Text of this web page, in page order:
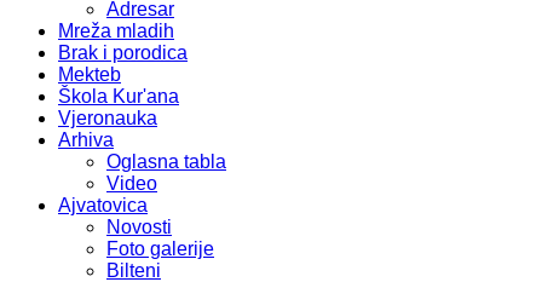
Adresar
Mreža mladih
Brak i porodica
Mekteb
Škola Kur'ana
Vjeronauka
Arhiva
Oglasna tabla
Video
Ajvatovica
Novosti
Foto galerije
Bilteni